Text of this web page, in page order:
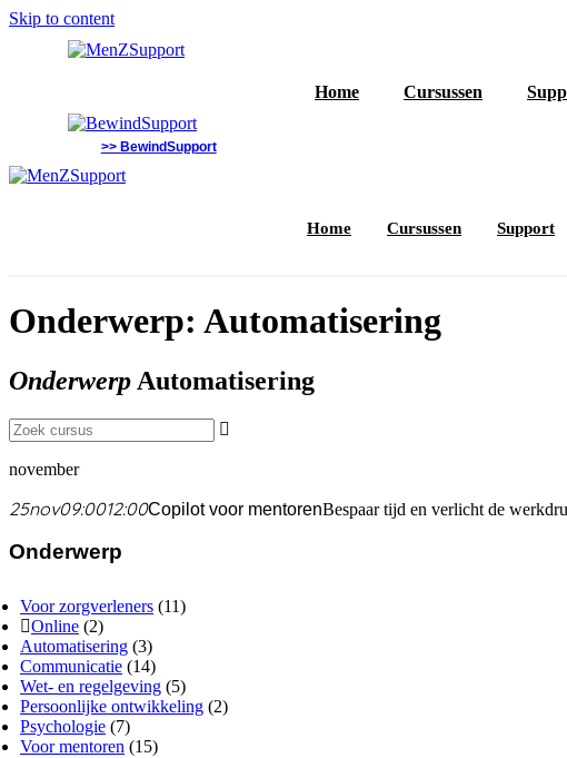
Skip to content
Home Cursussen
>> BewindSupport
Home Cursussen Support
Onderwerp: Automatisering
Onderwerp Automatisering
november
25nov09:0012:00Copilot voor mentorenBespaar tijd en verlicht de
Onderwerp
Voor zorgverleners (11)
Online (2)
Automatisering (3)
Communicatie (14)
Wet- en regelgeving (5)
Persoonlijke ontwikkeling (2)
Psychologie (7)
Voor mentoren (15)